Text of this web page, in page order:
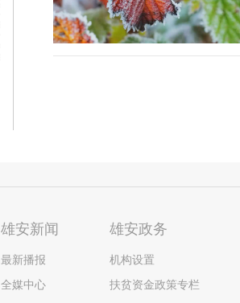
雄安新闻
最新播报
全媒中心
雄安政务
机构设置
扶贫资金政策专栏